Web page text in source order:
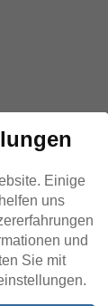
Einige
uns
und
Sie mit